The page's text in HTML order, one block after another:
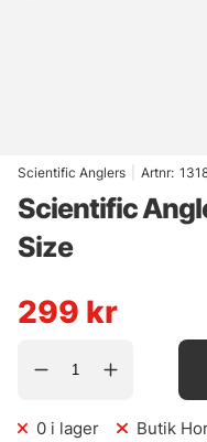
Scientific Anglers Artnr:
Scientific
Size
299 kr
0 i lager
Butik